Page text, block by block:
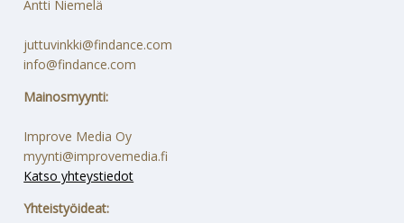
Antti Niemelä
juttuvinkki@findance.com
info@findance.com
Mainosmyynti:
Improve Media Oy
myynti@improvemedia.fi
Katso yhteystiedot
Yhteistyöideat: